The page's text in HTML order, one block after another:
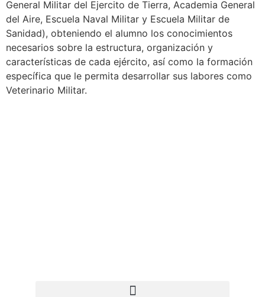
General Militar del Ejercito de Tierra, Academia General
del Aire, Escuela Naval Militar y Escuela Militar de
Sanidad), obteniendo el alumno los conocimientos
necesarios sobre la estructura, organización y
características de cada ejército, así como la formación
específica que le permita desarrollar sus labores como
Veterinario Militar.